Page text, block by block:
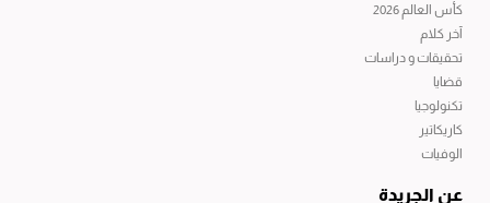
كأس العالم 2026
آخر كلام
تحقيقات و دراسات
قضايا
تكنولوجيا
كاريكاتير
الوفيات
عن الجريدة